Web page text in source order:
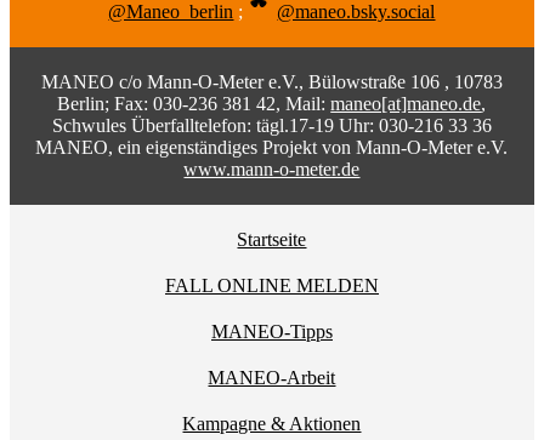
@Maneo_berlin ; @maneo.bsky.social
MANEO c/o Mann-O-Meter e.V., Bülowstraße 106 , 10783
Berlin; Fax: 030-236 381 42, Mail:maneo[at]maneo.de,
Schwules Überfalltelefon: tägl.17-19 Uhr: 030-216 33 36
MANEO, ein eigenständiges Projekt von Mann-O-Meter e.V.
www.mann-o-meter.de
Startseite
FALL ONLINE MELDEN
MANEO-Tipps
MANEO-Arbeit
Kampagne & Aktionen